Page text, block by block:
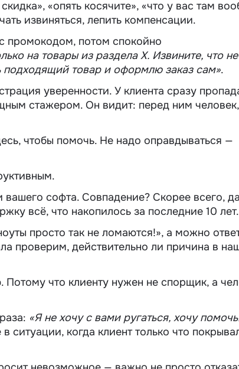
«опять косячите», «что у вас там
извиняться, лепить компенсации.
промокодом, потом спокойно
на товары из раздела X. Извините, что не
подходящий товар и оформлю заказ сам».
уверенности. У клиента сразу
стажером. Он видит: перед ним человек,
чтобы помочь. Не надо оправдываться —
вашего софта. Совпадение? Скорее всего,
всё, что накопилось за последние 10 лет.
просто так не ломаются!», а можно
проверим, действительно ли причина в
что клиенту нужен не спорщик, а
«Я не хочу с вами ругаться, хочу
ситуации, когда клиент только что